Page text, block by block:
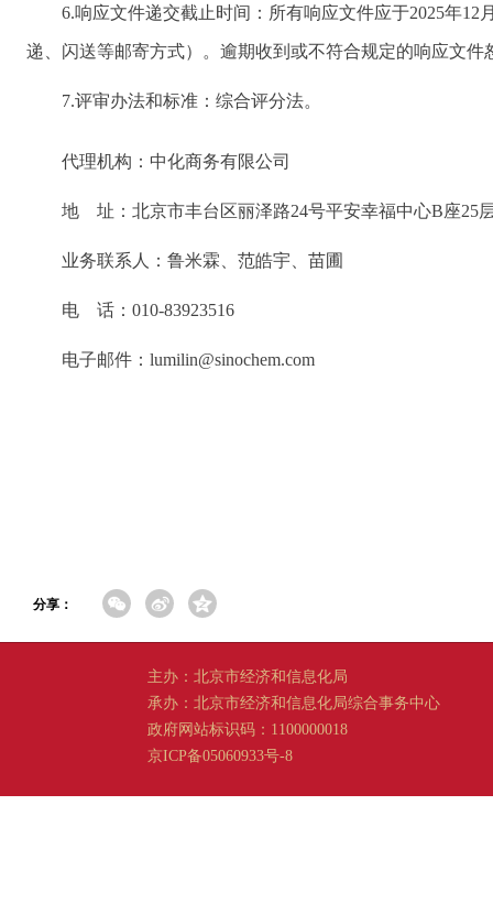
6.响应文件递交截止时间：所有响应文件应于2025年
递、闪送等邮寄方式）。逾期收到或不符合规定的响应文件
7.评审办法和标准：综合评分法。
代理机构：中化商务有限公司
地 址：北京市丰台区丽泽路24号平安幸福中心B座25
业务联系人：鲁米霖、范皓宇、苗圃
电 话：010-83923516
电子邮件：lumilin@sinochem.com
分享：
主办：北京市经济和信息化局
承办：北京市经济和信息化局综合事务中心
政府网站标识码：1100000018
京ICP备05060933号-8